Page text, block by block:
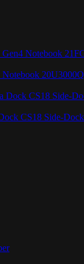
Notebook
CS18 Side-
CS18 Side-